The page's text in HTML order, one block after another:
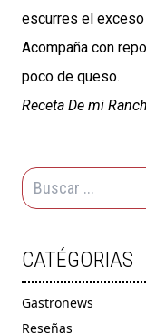
escurres el
Acompaña con
poco de queso.
Receta De mi
CATÉGORIAS
Gastronews
Reseñas